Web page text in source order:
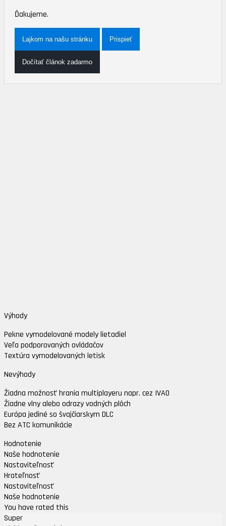
Ďakujeme.
Lajkom na našu stránku Prispieť
Dočítať článok zadarmo
Výhody
Pekne vymodelované modely lietadiel
Veľa podporovaných ovládačov
Textúra vymodelovaných letisk
Nevýhody
Žiadna možnosť hrania multiplayeru napr. cez IVAO
Žiadne vlny alebo odrazy vodných plôch
Európa jediné so švajčiarskym DLC
Bez ATC komunikácie
Hodnotenie
Naše hodnotenie
Nastaviteľnosť
Hrateľnosť
Nastaviteľnosť
Naše hodnotenie
You have rated this
Super